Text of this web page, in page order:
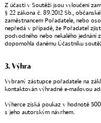
Z účasti v Soutěži jsou vyloučeni
§ 22 zákona č. 89/2012 Sb.,
zaměstnancem Pořadatele, nebo
nepředá v případě, že Pořadatel
podvodného nebo nekalého jednání
dopomohla danému Účastníku
3. Výhra
Vybraný zástupce pořadatele na
kontaktován výhradně e-mailovou
Výherce získá poukaz v hodnotě
s jeho autorským návrhem.